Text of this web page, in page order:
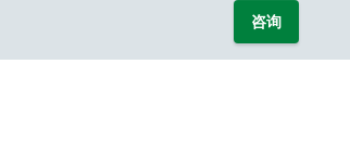
咨询